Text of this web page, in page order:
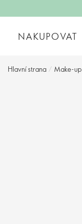
NAKUPOVAT
Hlavní strana / Make-up